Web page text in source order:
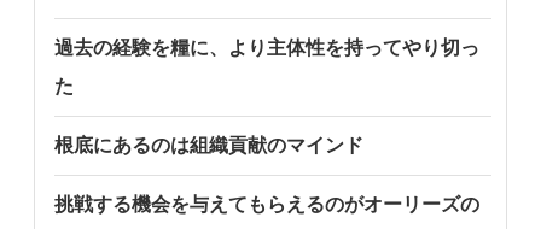
過去の経験を糧に、より主体性を持ってやり切っ
た
根底にあるのは組織貢献のマインド
挑戦する機会を与えてもらえるのがオーリーズの